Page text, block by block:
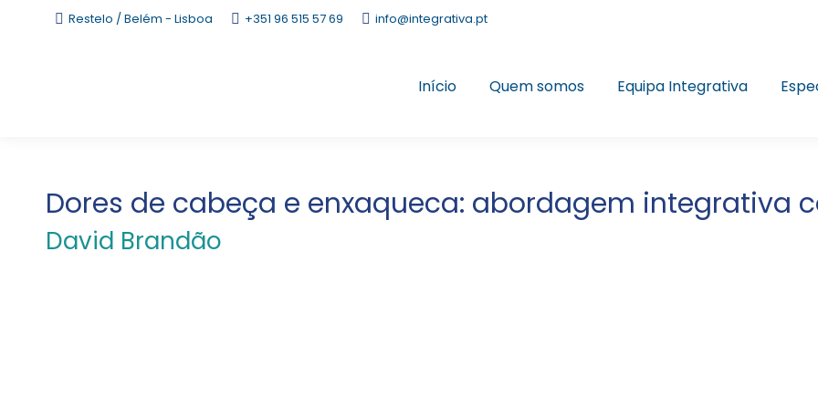
Restelo / Belém - Lisboa +351 96 515 57 69 info@integrativa.pt
Início Quem somos Equipa Integrativa
Dores de cabeça e enxaqueca: abordagem integrativa
David Brandão